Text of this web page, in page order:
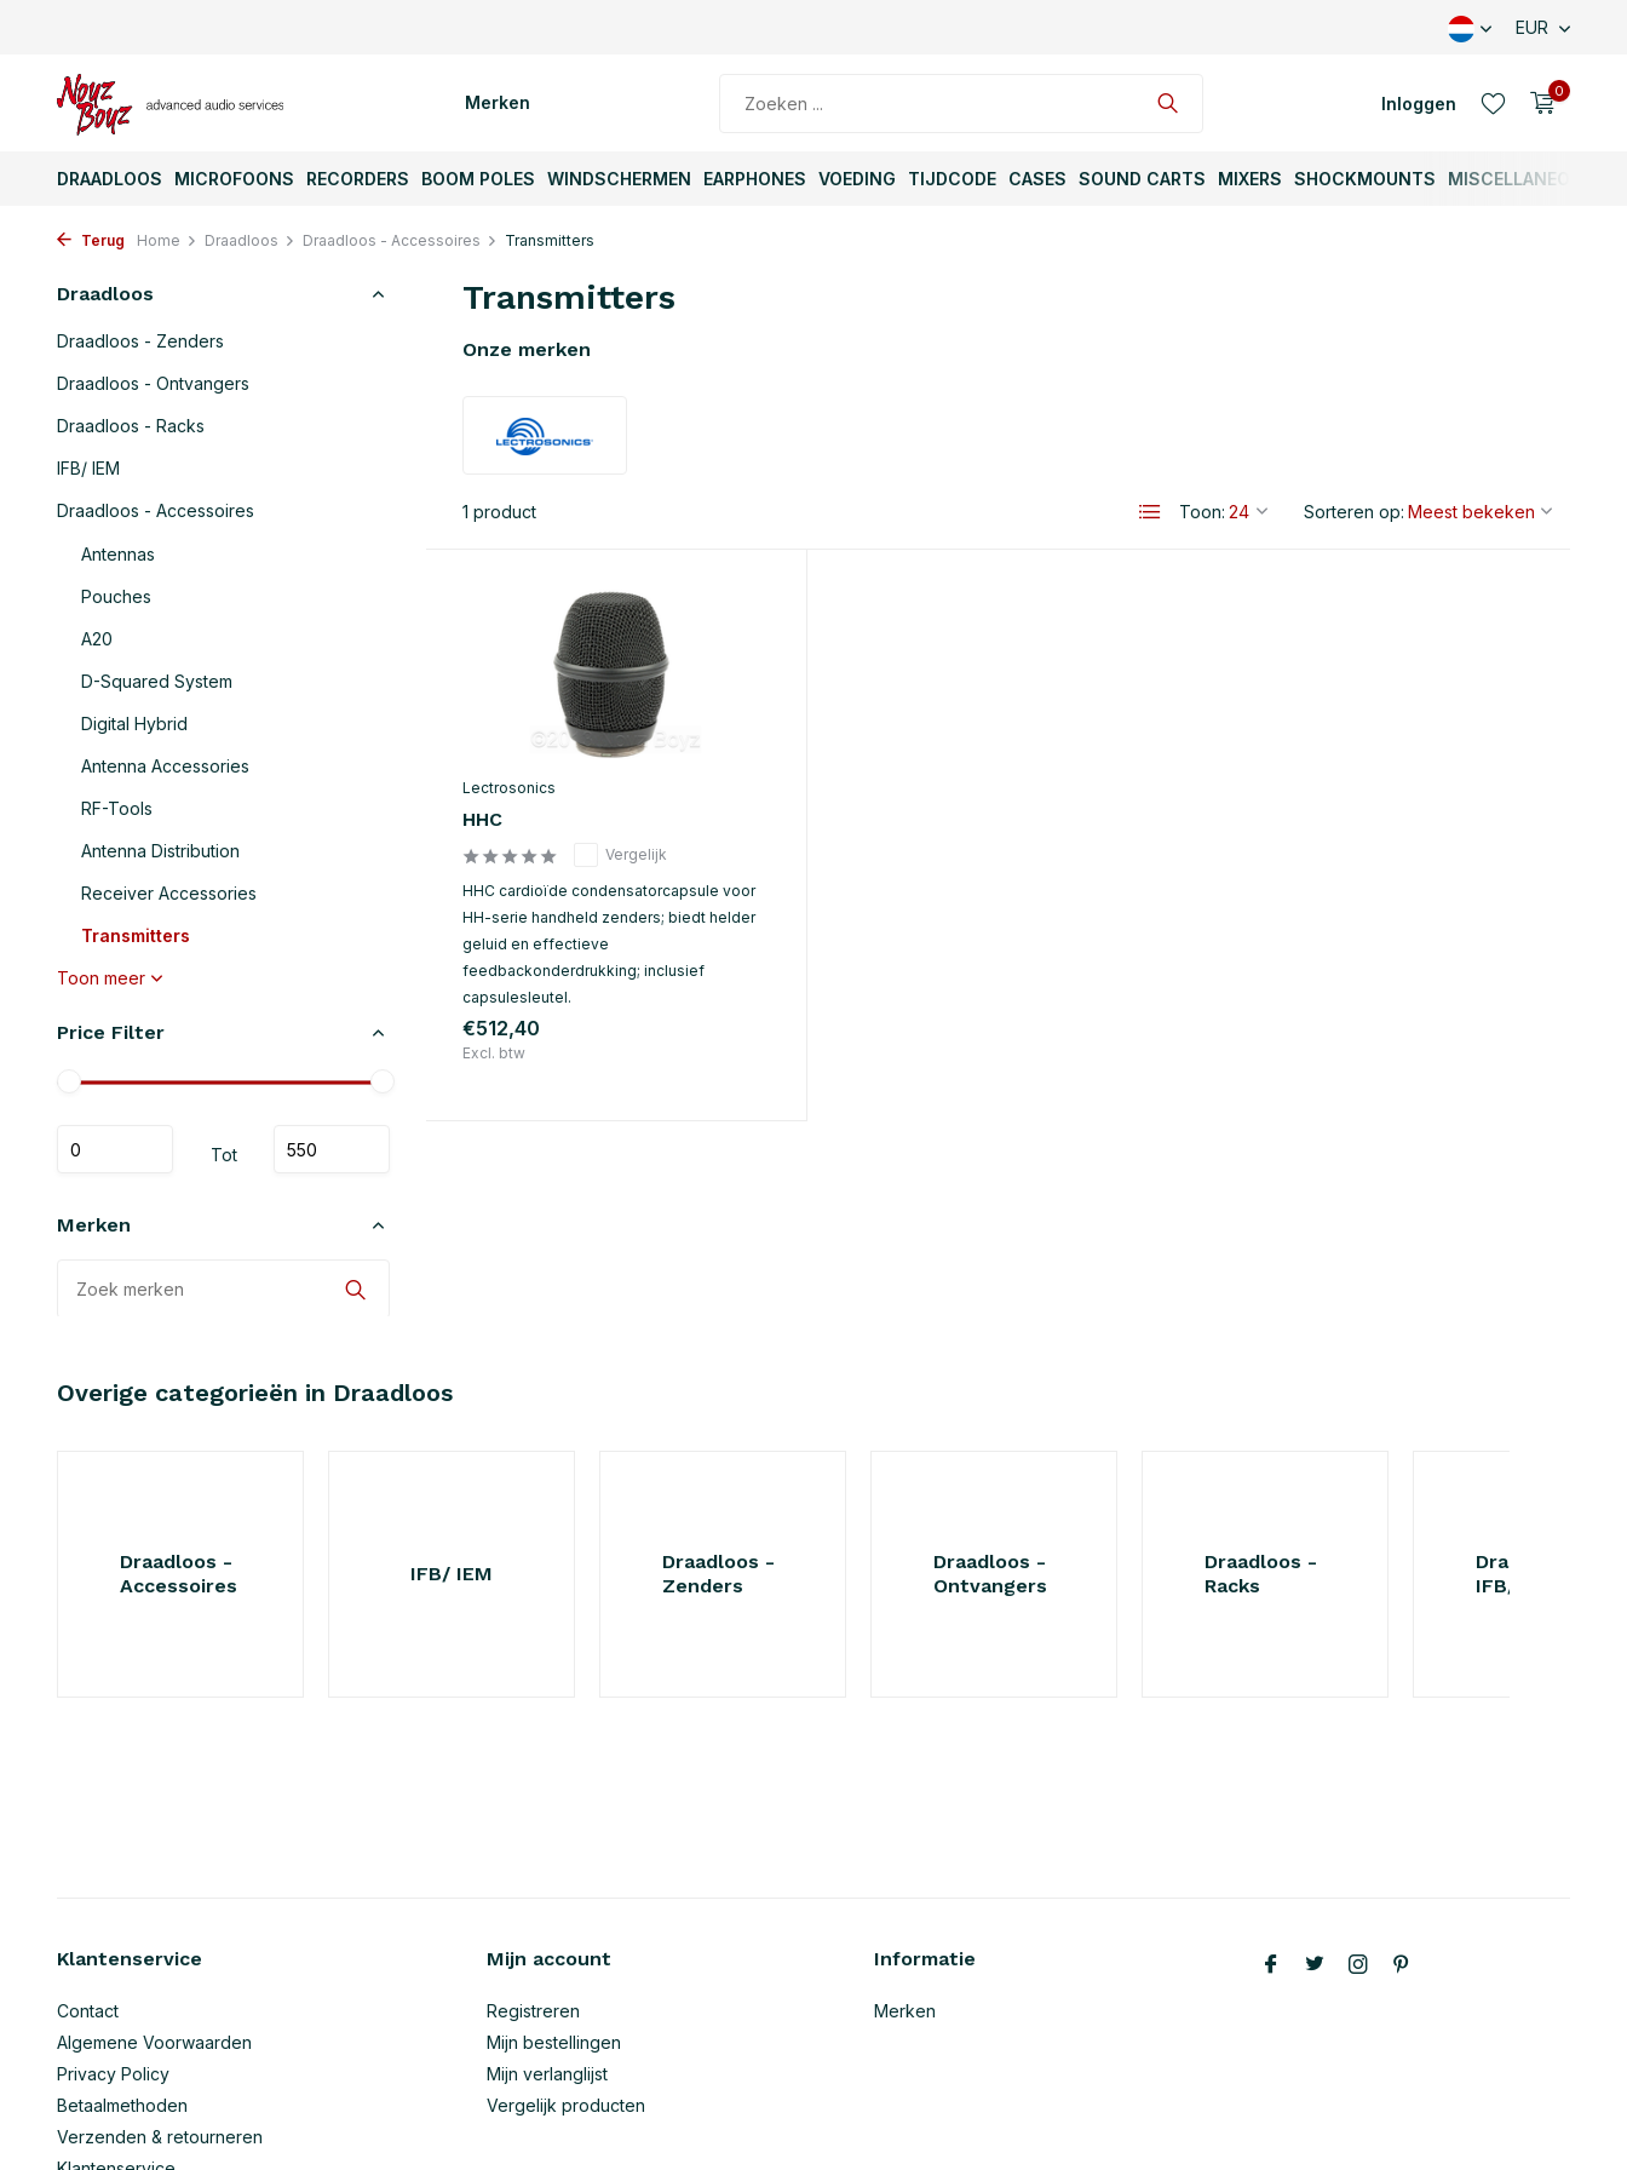
EUR
Merken Inloggen
0
DRAADLOOS MICROFOONS RECORDERS BOOM POLES WINDSCHERMEN EARPHONES VOEDING TIJDCODE CASES SOUND CARTS MIXERS SHOCKMOUNTS MISCELLANEOUS
Terug Home Draadloos Draadloos - Accessoires Transmitters
Draadloos
Draadloos - Zenders
Draadloos - Ontvangers
Draadloos - Racks
IFB/ IEM
Draadloos - Accessoires
Antennas
Pouches
A20
D-Squared System
Digital Hybrid
Antenna Accessories
RF-Tools
Antenna Distribution
Receiver Accessories
Transmitters
Toon meer
Price Filter
Tot
Merken
Lectrosonics
Transmitters
Onze merken
1 product Toon: Sorteren op:
Lectrosonics
HHC
Vergelijk
HHC cardioïde condensatorcapsule voor
HH-serie handheld zenders; biedt helder
geluid en effectieve
feedbackonderdrukking; inclusief
capsulesleutel.
€512,40
Excl. btw
Overige categorieën in Draadloos
Draadloos -
Accessoires
IFB/ IEM
Draadloos -
Zenders
Draadloos -
Ontvangers
Draadloos -
Racks
Draadloos -
IFB/ IEM
Klantenservice
Contact
Algemene Voorwaarden
Privacy Policy
Betaalmethoden
Verzenden & retourneren
Mijn account
Registreren
Mijn bestellingen
Mijn verlanglijst
Vergelijk producten
Informatie
Merken